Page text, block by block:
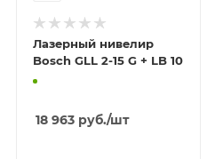
Лазерный нивелир
Bosch GLL 2-15 G + LB 10
18 963руб./шт